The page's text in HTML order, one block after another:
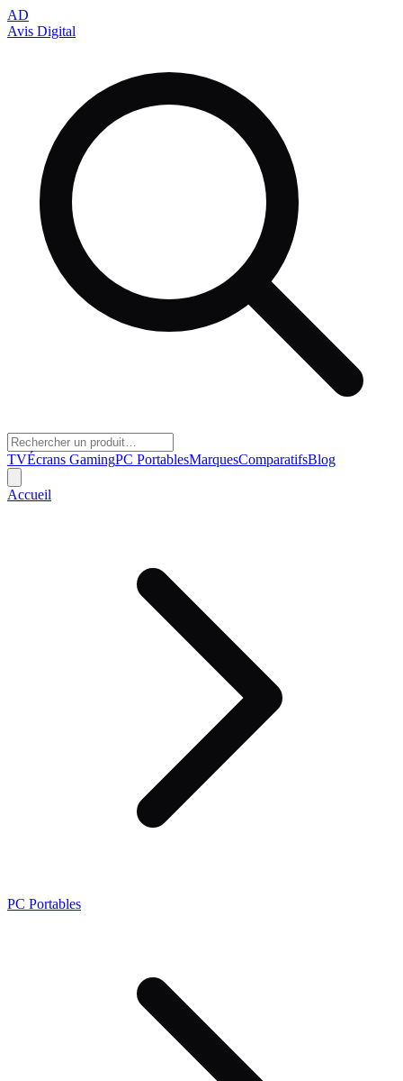
AD
Avis Digital
TVÉcrans GamingPC PortablesMarquesComparatifsBlog
Accueil
PC Portables